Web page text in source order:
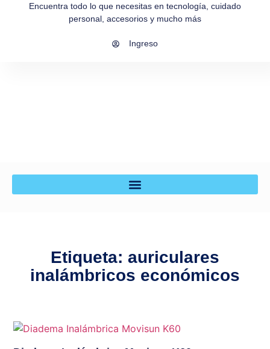
Encuentra todo lo que necesitas en tecnología, cuidado
personal, accesorios y mucho más
Ingreso
Etiqueta: auriculares
inalámbricos económicos